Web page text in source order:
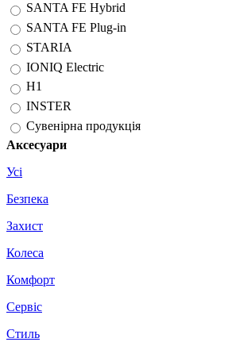
SANTA FE Hybrid
SANTA FE Plug-in
STARIA
IONIQ Electric
H1
INSTER
Сувенірна продукція
Аксесуари
Усі
Безпека
Захист
Колеса
Комфорт
Сервіс
Стиль